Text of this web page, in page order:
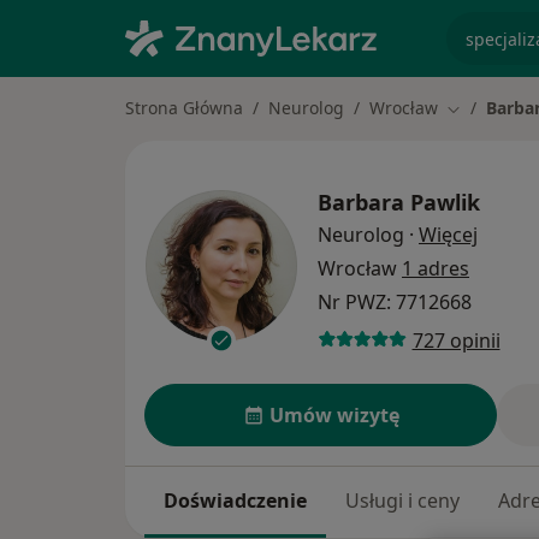
Strona Główna Neurolog Wrocław Zmień
Barbara Pawlik
Neurolog · Więcej
Wrocław 1 adres
Nr PWZ: 7712668
727 opinii
Umów wizytę
Doświadczenie Usługi i ceny